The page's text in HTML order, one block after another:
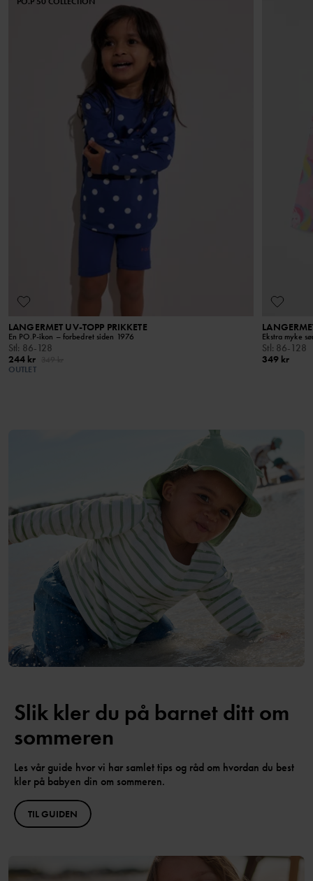
LANGERMET UV-TOPP PRIKKETE
En PO.P-ikon – forbedret siden 1976
Stl: 86-128
244 kr
OUTLET
Ekstra myke
Stl: 86-128
349 kr
Slik kler du på barnet ditt om
sommeren
Les vår guide hvor vi har samlet tips og råd om hvordan du best
kler på babyen din om sommeren.
TIL GUIDEN